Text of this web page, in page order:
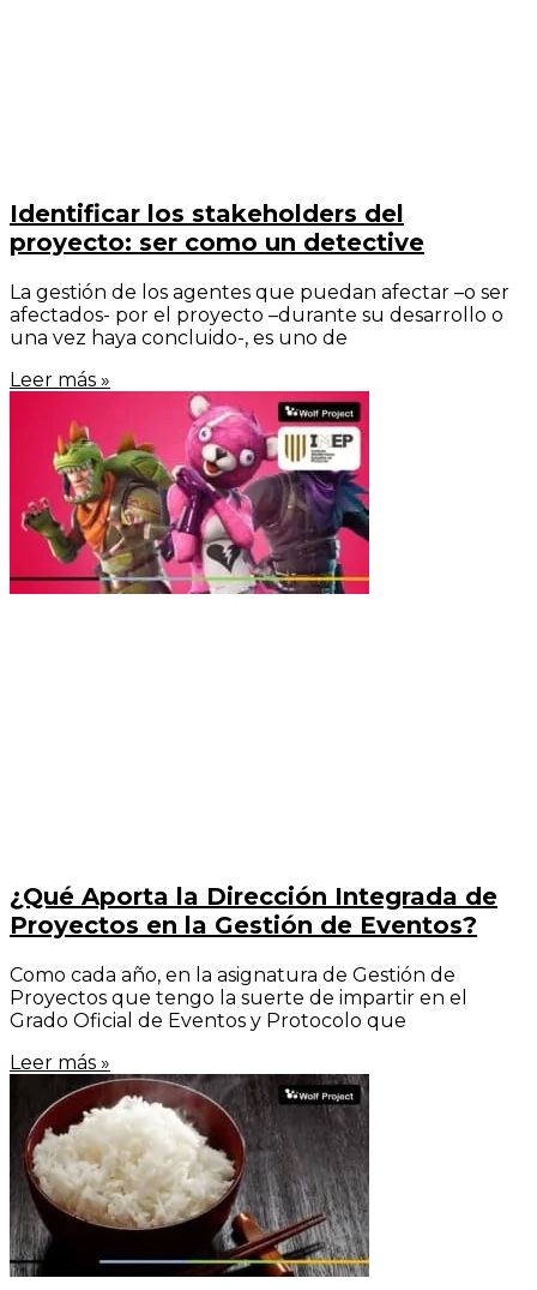
Identificar los stakeholders del
proyecto: ser como un detective
La gestión de los agentes que puedan afectar –o ser
afectados- por el proyecto –durante su desarrollo o
una vez haya concluido-, es uno de
Leer más »
¿Qué Aporta la Dirección Integrada de
Proyectos en la Gestión de Eventos?
Como cada año, en la asignatura de Gestión de
Proyectos que tengo la suerte de impartir en el
Grado Oficial de Eventos y Protocolo que
Leer más »